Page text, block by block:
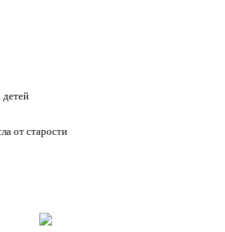
от старости